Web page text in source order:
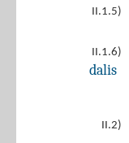
II.1.5)
II.1.6)
dalis
II.2)